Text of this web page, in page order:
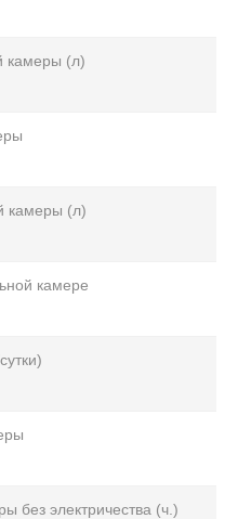
камеры (л)
камеры (л)
камере
без электричества (ч.)